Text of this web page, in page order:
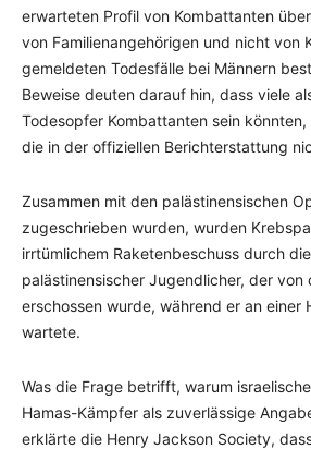
erwarteten Profil von Kombattanten
von Familienangehörigen und nicht von
gemeldeten Todesfälle bei Männern
Beweise deuten darauf hin, dass viele
Todesopfer Kombattanten sein
die in der offiziellen Berichterstattung
Zusammen mit den palästinensischen
zugeschrieben wurden, wurden
irrtümlichem Raketenbeschuss durch
palästinensischer Jugendlicher, der von
erschossen wurde, während er an einer
wartete.
Was die Frage betrifft, warum
Hamas-Kämpfer als zuverlässige
erklärte die Henry Jackson Society,